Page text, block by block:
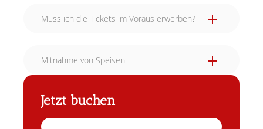
Muss ich die Tickets im Voraus erwerben?
Mitnahme von Speisen
Jetzt buchen